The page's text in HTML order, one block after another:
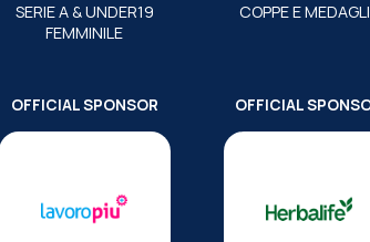
SERIE A & UNDER19
FEMMINILE
COPPE E
OFFICIAL SPONSOR OFFICIAL